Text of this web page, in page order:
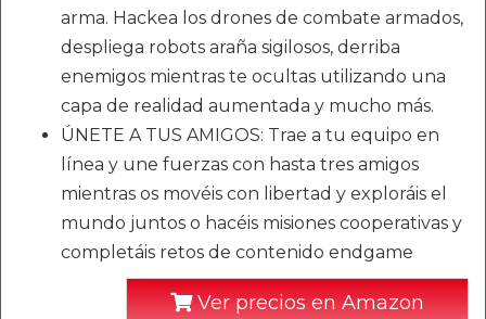
arma. Hackea los drones de combate armados,
despliega robots araña sigilosos, derriba
enemigos mientras te ocultas utilizando una
capa de realidad aumentada y mucho más.
ÚNETE A TUS AMIGOS: Trae a tu equipo en
línea y une fuerzas con hasta tres amigos
mientras os movéis con libertad y exploráis el
mundo juntos o hacéis misiones cooperativas y
completáis retos de contenido endgame
Ver precios en Amazon